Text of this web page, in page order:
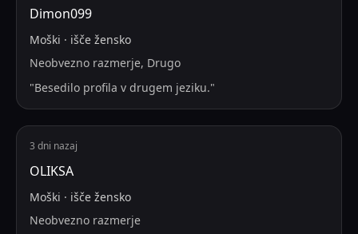
Dimon099
Moški · išče žensko
Neobvezno razmerje, Drugo
"Besedilo profila v drugem jeziku."
3 dni nazaj
OLIKSA
Moški · išče žensko
Neobvezno razmerje